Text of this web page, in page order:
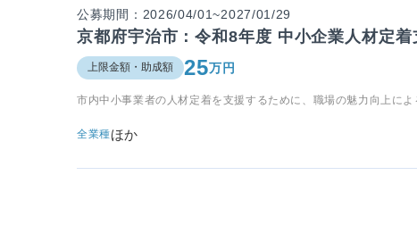
公募期間：2026/04/01~2027/01/29
京都府宇治市：令和8年度 中小企業人材定
上限金額・助成額 25万円
市内中小事業者の人材定着を支援するために、職場の魅力向上に
全業種ほか